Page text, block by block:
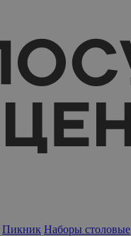
Пикник Наборы столовые